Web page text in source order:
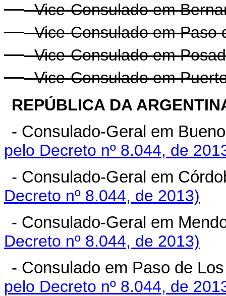
- Vice-Consulado em
- Vice-Consulado em Paso
- Vice-Consulado em
- Vice-Consulado em
REPÚBLICA DA
- Consulado-Geral em
pelo Decreto nº 8.044, de
- Consulado-Geral em
Decreto nº 8.044, de 2013)
- Consulado-Geral em
Decreto nº 8.044, de 2013)
- Consulado em Paso de
pelo Decreto nº 8.044, de